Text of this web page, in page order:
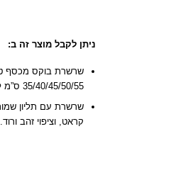
ניתן לקבל מוצר זה ב:
35/40/45/50/55 ס”מ לבחירתכם.
קראט, וציפוי זהב ורוד.